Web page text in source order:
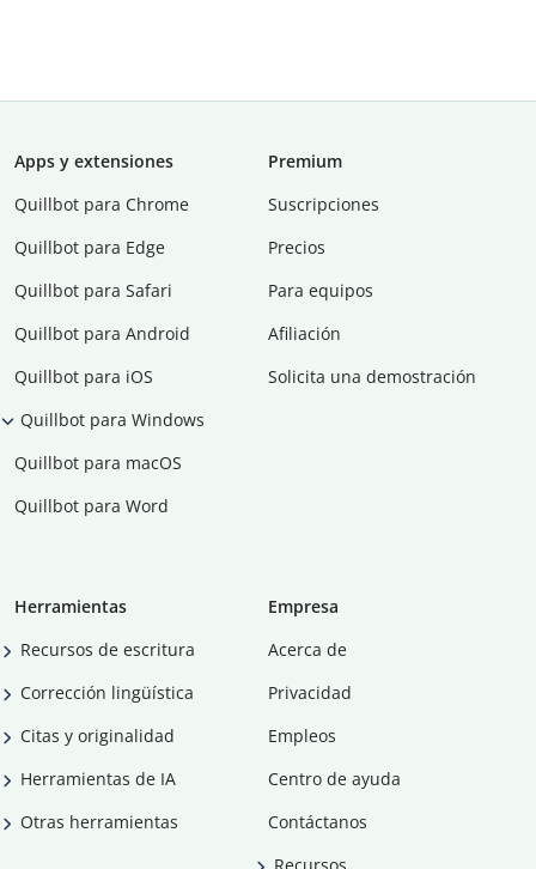
Apps y extensiones
Quillbot para Chrome
Quillbot para Edge
Quillbot para Safari
Quillbot para Android
Quillbot para iOS
Quillbot para Windows
Quillbot para macOS
Quillbot para Word
Premium
Suscripciones
Precios
Para equipos
Afiliación
Solicita una demostración
Herramientas
Recursos de escritura
Corrección lingüística
Citas y originalidad
Herramientas de IA
Otras herramientas
Empresa
Acerca de
Privacidad
Empleos
Centro de ayuda
Contáctanos